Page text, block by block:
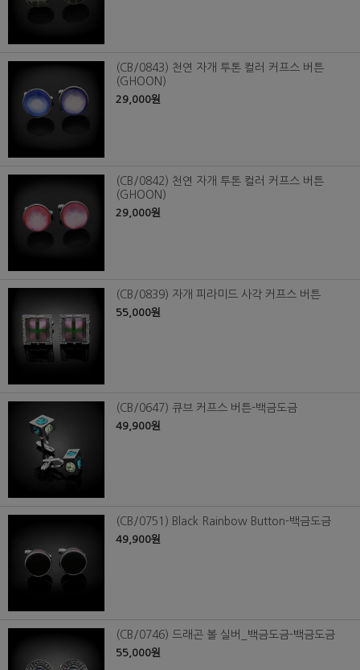
(CB/0843) 천연 자개 투톤 컬러 커프스 버튼
(GHOON)
29,000원
(CB/0842) 천연 자개 투톤 컬러 커프스 버튼
(GHOON)
29,000원
(CB/0839) 자개 피라미드 사각 커프스 버튼
55,000원
(CB/0647) 큐브 커프스 버튼-백금도금
49,900원
(CB/0751) Black Rainbow Button-백금도금
49,900원
(CB/0746) 드래곤 볼 실버_백금도금-백금도금
55,000원